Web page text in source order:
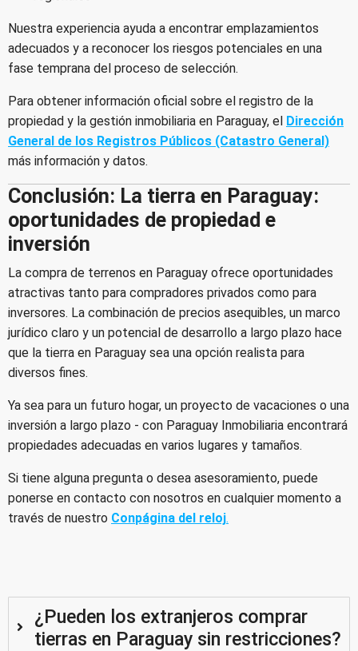
Nuestra experiencia ayuda a encontrar emplazamientos
adecuados y a reconocer los riesgos potenciales en una
fase temprana del proceso de selección.
Para obtener información oficial sobre el registro de la
propiedad y la gestión inmobiliaria en Paraguay, el Dirección
General de los Registros Públicos (Catastro General)
más información y datos.
Conclusión: La tierra en Paraguay:
oportunidades de propiedad e
inversión
La compra de terrenos en Paraguay ofrece oportunidades
atractivas tanto para compradores privados como para
inversores. La combinación de precios asequibles, un marco
jurídico claro y un potencial de desarrollo a largo plazo hace
que la tierra en Paraguay sea una opción realista para
diversos fines.
Ya sea para un futuro hogar, un proyecto de vacaciones o una
inversión a largo plazo - con Paraguay Inmobiliaria encontrará
propiedades adecuadas en varios lugares y tamaños.
Si tiene alguna pregunta o desea asesoramiento, puede
ponerse en contacto con nosotros en cualquier momento a
través de nuestro Conpágina del reloj.
¿Pueden los extranjeros comprar
tierras en Paraguay sin restricciones?